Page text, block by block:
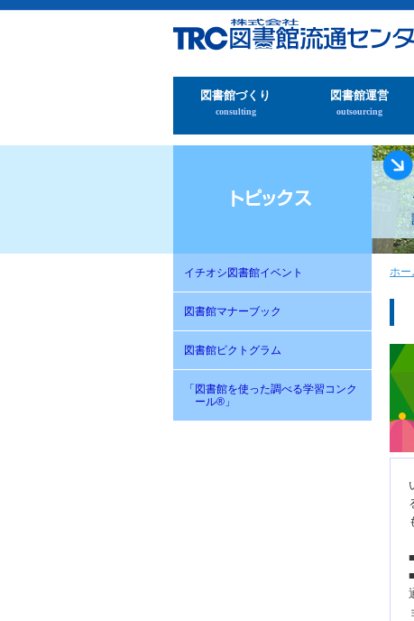
図書館づくり
consulting
図書館運営
outsourcing
イチオシ図書館イベント
図書館マナーブック
図書館ピクトグラム
「図書館を使った調べる学習コンク
ール®」
ホー